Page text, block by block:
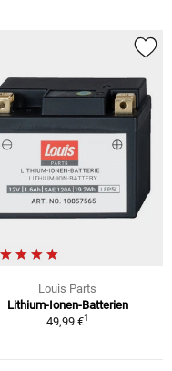
Louis Parts
Lithium-Ionen-Batterien
49,99 €1